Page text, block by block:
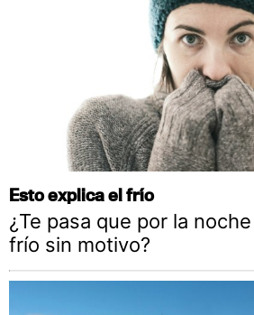
Esto explica el frío
¿Te pasa que por la
frío sin motivo?